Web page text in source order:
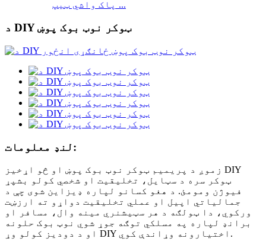
پاک واشي ټیپ ...
د DIY ټوکر نوټ بوک پوښ
لنډ معلومات:
زموږ د پریمیم ټوکر نوټ بوک پوښ او څو اړخیز DIY
ټوکر سره د سټایل، تخلیقیت او شخصي کولو بشپړ
فیوژن ومومئ. د هغو کسانو لپاره ډیزاین شوی چې د
جمالیاتي اپیل او عملي تخلیقیت دواړو ته ارزښت
ورکوي، دا ټولګه د هر سټیشنري مینه وال، مسافر او
برانډ لپاره په مسلکي توګه جوړ شوي نوټ بوک حلونه
او د دودیز کولو وړ DIY اختیارونه وړاندې کوي.